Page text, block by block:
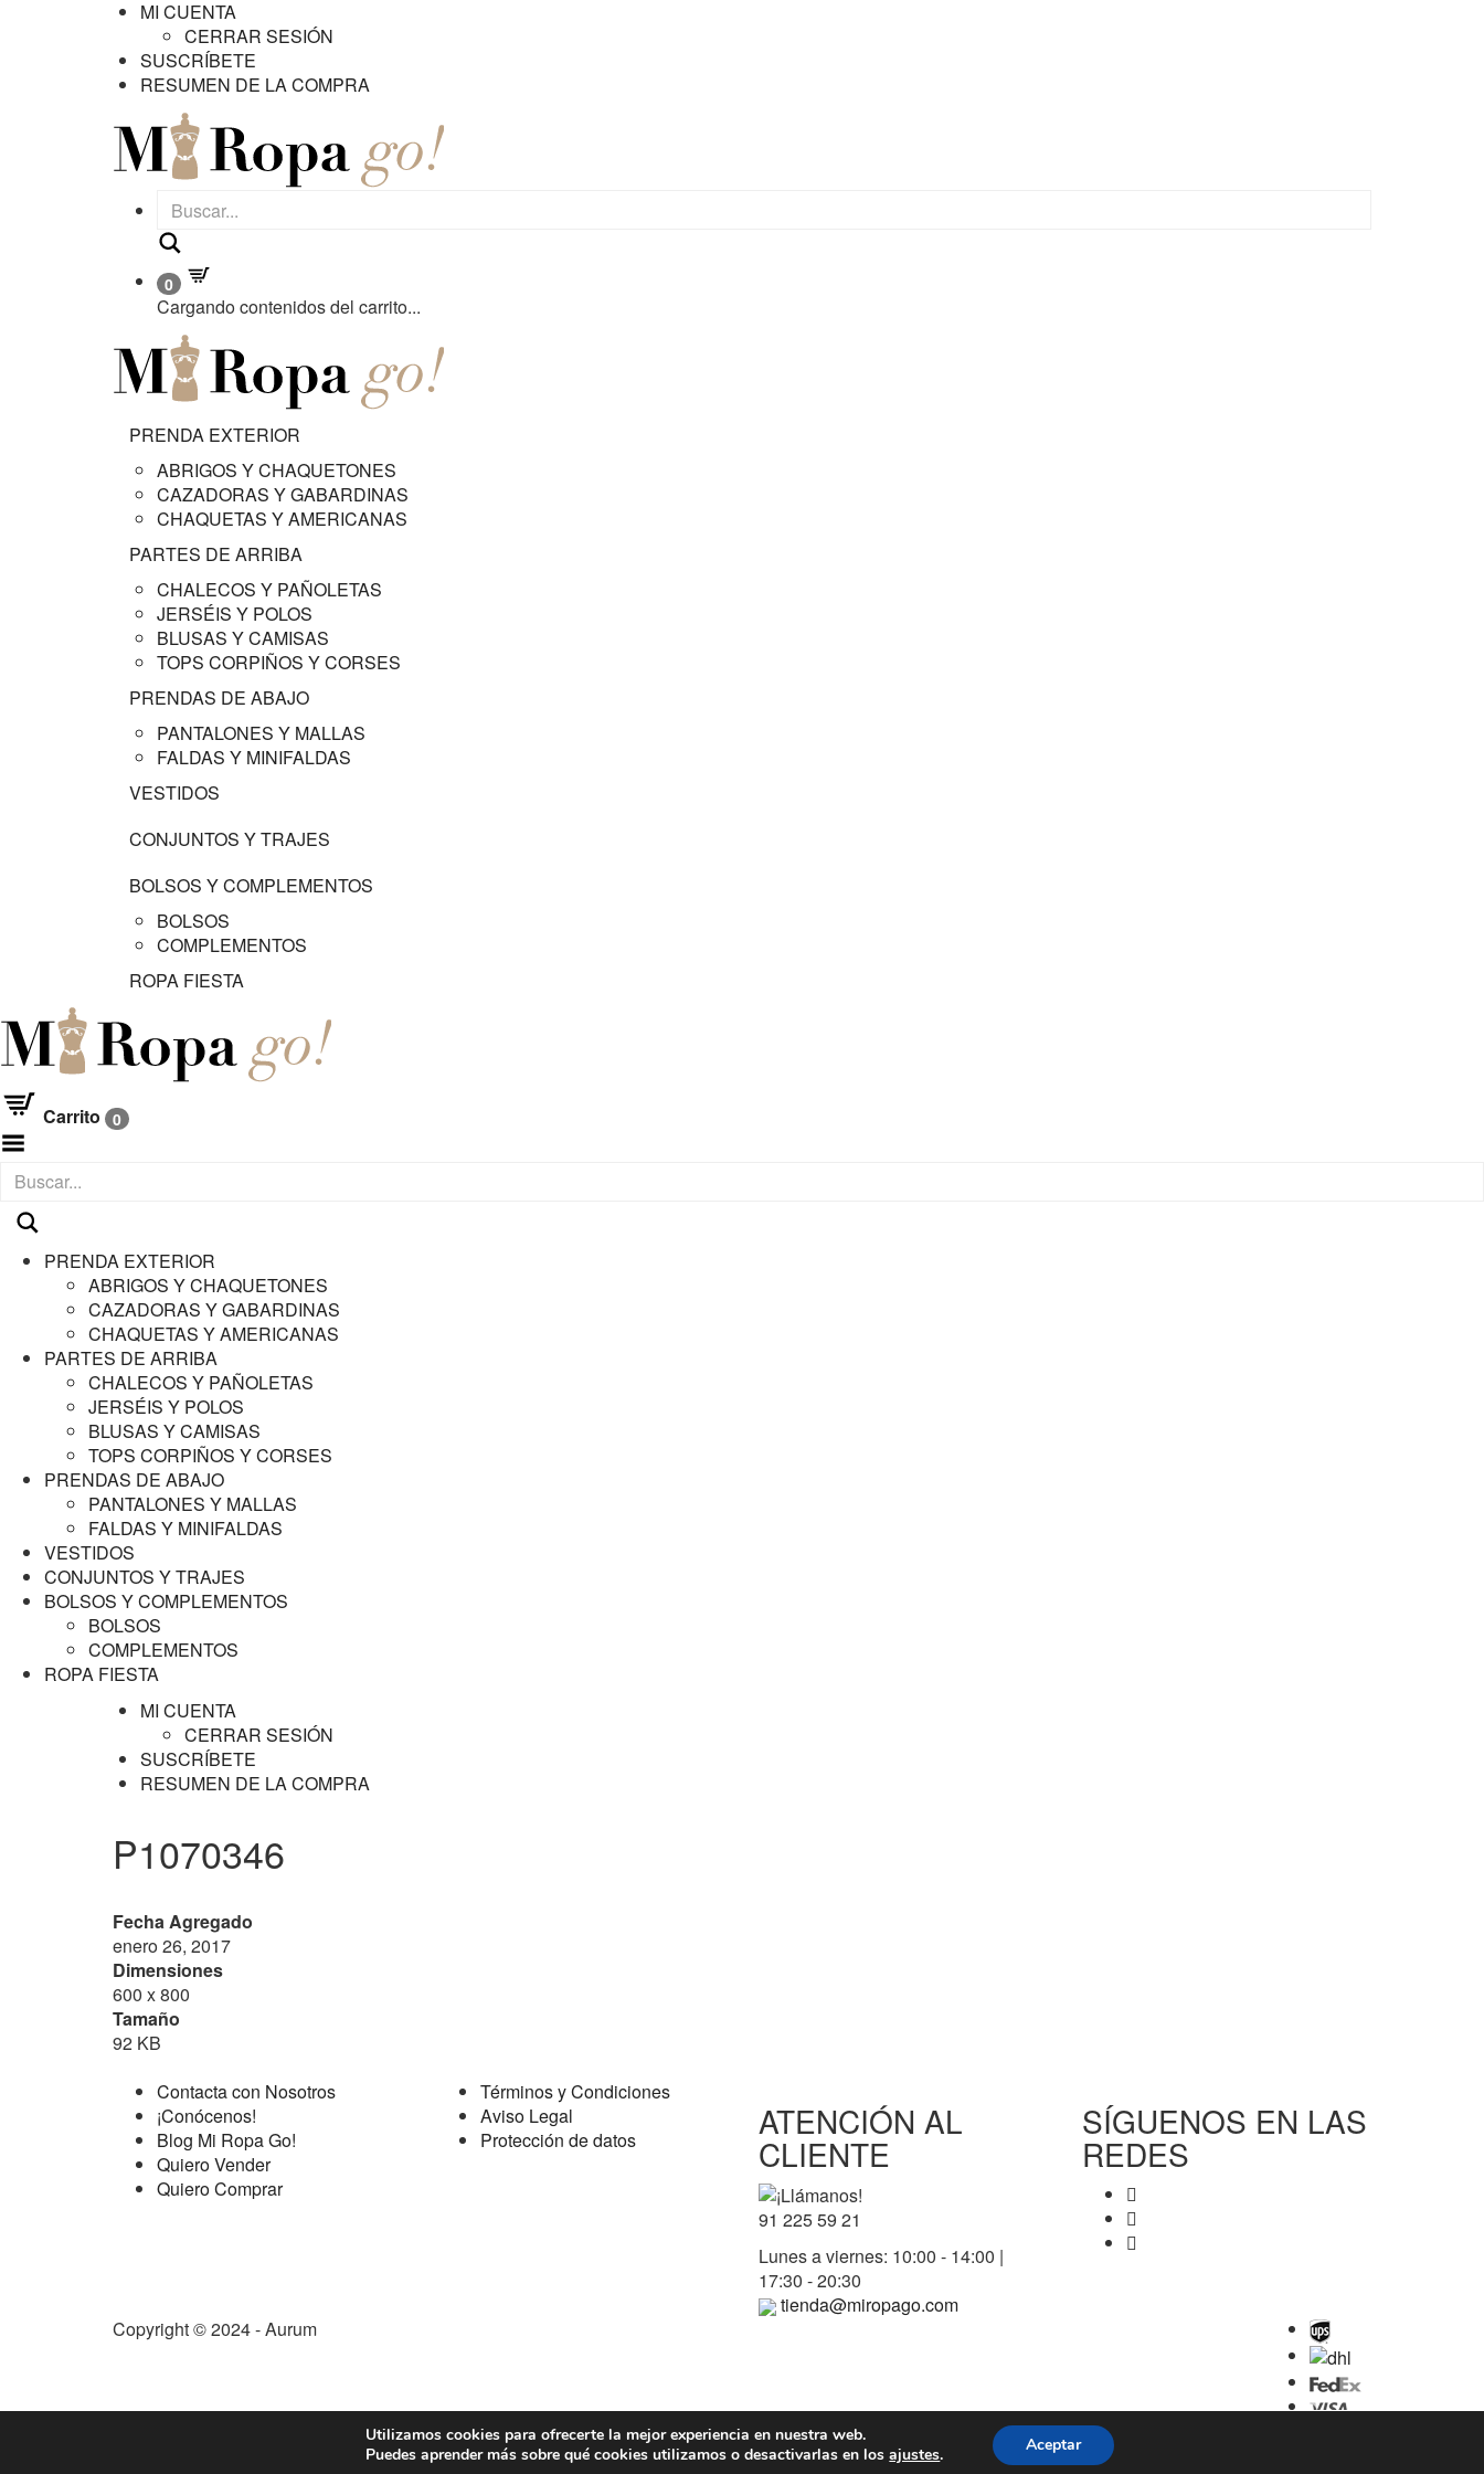
MI CUENTA
CERRAR SESIÓN
SUSCRÍBETE
RESUMEN DE LA COMPRA
0
Cargando contenidos del carrito...
PRENDA EXTERIOR
ABRIGOS Y CHAQUETONES
CAZADORAS Y GABARDINAS
CHAQUETAS Y AMERICANAS
PARTES DE ARRIBA
CHALECOS Y PAÑOLETAS
JERSÉIS Y POLOS
BLUSAS Y CAMISAS
TOPS CORPIÑOS Y CORSES
PRENDAS DE ABAJO
PANTALONES Y MALLAS
FALDAS Y MINIFALDAS
VESTIDOS
CONJUNTOS Y TRAJES
BOLSOS Y COMPLEMENTOS
BOLSOS
COMPLEMENTOS
ROPA FIESTA
Carrito 0
PRENDA EXTERIOR
ABRIGOS Y CHAQUETONES
CAZADORAS Y GABARDINAS
CHAQUETAS Y AMERICANAS
PARTES DE ARRIBA
CHALECOS Y PAÑOLETAS
JERSÉIS Y POLOS
BLUSAS Y CAMISAS
TOPS CORPIÑOS Y CORSES
PRENDAS DE ABAJO
PANTALONES Y MALLAS
FALDAS Y MINIFALDAS
VESTIDOS
CONJUNTOS Y TRAJES
BOLSOS Y COMPLEMENTOS
BOLSOS
COMPLEMENTOS
ROPA FIESTA
MI CUENTA
CERRAR SESIÓN
SUSCRÍBETE
RESUMEN DE LA COMPRA
P1070346
Fecha Agregado
enero 26, 2017
Dimensiones
600 x 800
Tamaño
92 KB
Contacta con Nosotros
¡Conócenos!
Blog Mi Ropa Go!
Quiero Vender
Quiero Comprar
Términos y Condiciones
Aviso Legal
Protección de datos
ATENCIÓN AL
CLIENTE
91 225 59 21
Lunes a viernes: 10:00 - 14:00 |
17:30 - 20:30
tienda@miropago.com
SÍGUENOS EN LAS
REDES
Copyright © 2024 - Aurum
Utilizamos cookies para ofrecerte la mejor experiencia en nuestra web.
Puedes aprender más sobre qué cookies utilizamos o desactivarlas en losajustes. Aceptar